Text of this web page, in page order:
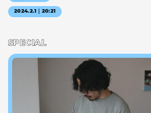
2024.2.1｜20:21
SPECIAL